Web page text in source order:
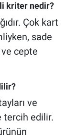
kriter nedir?
Çok kart
sade
cepte
ve
tercih edilir.